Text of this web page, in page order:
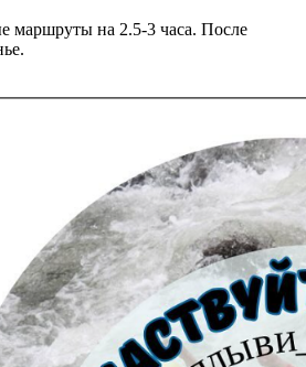
маршруты на 2.5-3 часа. После